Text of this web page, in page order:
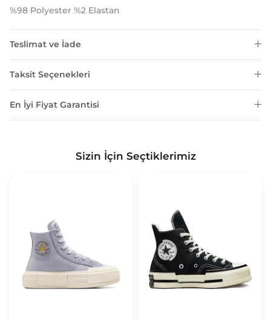
%98 Polyester %2 Elastan
Teslimat ve İade
Taksit Seçenekleri
En İyi Fiyat Garantisi
Sizin İçin Seçtiklerimiz